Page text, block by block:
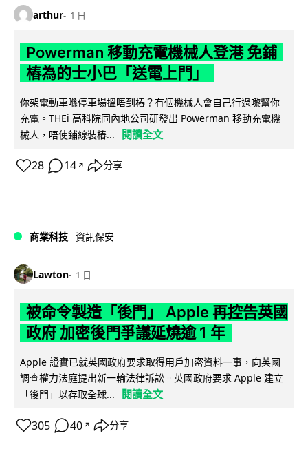
arthur 1 日
Powerman 移動充電機械人登港 免鋪
樁為的士小巴「送電上門」
你架電動車喺停車場搵唔到樁？有個機械人會自己行過嚟幫你
充電。THEi 高科院同內地公司研發出 Powerman 移動充電機
械人，唔使鋪線裝樁...
閱讀全文
28 14 ↗ 分享
商業科技 資訊保安
Lawton 1 日
被命令製造「後門」 Apple 再控告英國
政府 加密後門爭議延燒逾 1 年
Apple 證實已就英國政府要求取得用戶加密資料一事，向英國
調查權力法庭提出新一輪法律訴訟。英國政府要求 Apple 建立
「後門」以存取全球...
閱讀全文
305 40 ↗ 分享